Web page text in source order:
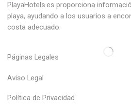
PlayaHotels.es proporciona
playa, ayudando a los usuarios a
costa adecuado.
Páginas Legales
Aviso Legal
Política de Privacidad